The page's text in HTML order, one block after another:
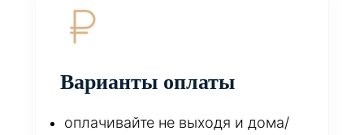
Варианты оплаты
оплачивайте не выходя и дома/